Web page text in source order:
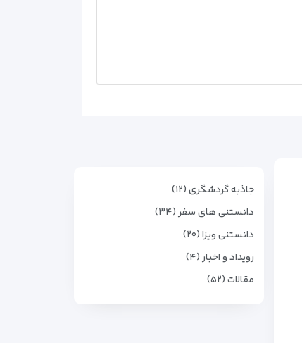
جاذبه گردشگری (۱۲)
دانستنی های سفر (۳۴)
دانستنی ویزا (۲۰)
رویداد و اخبار (۴)
مقالات (۵۲)